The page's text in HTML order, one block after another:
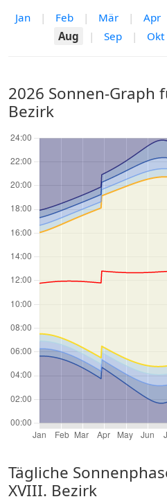
Jan | Feb | Mär | Apr
Aug
| Sep | Okt
2026 Sonnen-Graph
Bezirk
Tägliche
XVIII. Bezirk